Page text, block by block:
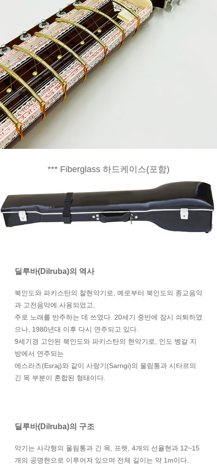
*** Fiberglass 하드케이스(포함)
딜루바(Dilruba)의 역사
북인도와 파키스탄의 찰현악기로, 예로부터 북인도의 종교음악
과 고전음악에 사용되었고,
주로 노래를 반주하는 데 쓰였다. 20세기 중반에 잠시 쇠퇴하였
으나, 1980년대 이후 다시 연주되고 있다.
9세기경 고안된 북인도와 파키스탄의 현악기로, 인도 벵갈 지
방에서 연주되는
에스라즈(Esraj)와 같이 사랑기(Sarngi)의 울림통과 시타르의
긴 목 부분이 혼합된 형태이다.
딜루바(Dilruba)의 구조
악기는 사각형의 울림통과 긴 목, 프렛, 4개의 선율현과 12~15
개의 공명현으로 이루어져 있으며 전체 길이는 약 1m이다.